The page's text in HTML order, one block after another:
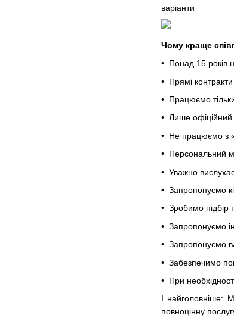
варіанти
Чому краще
• Понад 15 років
• Прямі
• Працюємо
• Лише офіційний
• Не працюємо з
• Персональний
• Уважно
• Запропонуємо
• Зробимо підбір
• Запропонуємо
• Запропонуємо
• Забезпечимо
• При
І найголовніше:
повноцінну